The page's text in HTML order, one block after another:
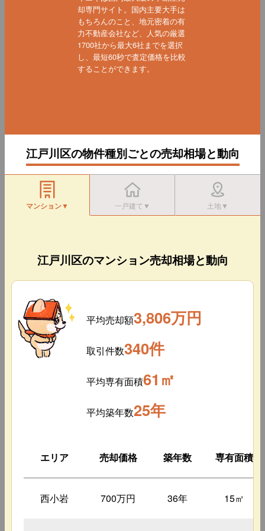
却専門サイト。国内主要大手は
もちろんのこと、地元密着の有
力不動産会社など、人気の厳選
1700社から最大6社までを選択
し、最短60秒で査定価格を比較
することができます。
江戸川区の物件種別ごとの売却相場と動向
マンション▼ 一戸建て▼ 土地▼
江戸川区のマンション売却相場と動向
平均売却額3,806万円
取引件数340件
平均専有面積61㎡
平均築年数25年
エリア 売却価格 築年数 専有面積
西小岩 700万円 36年 15㎡